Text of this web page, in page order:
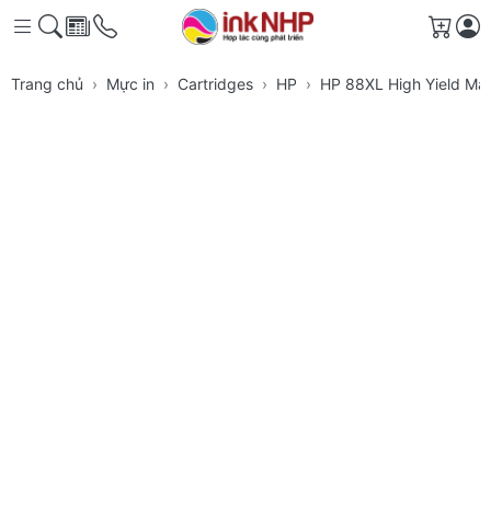
Giỏ
Trang chủ Mực in Cartridges HP HP 88XL High Yield